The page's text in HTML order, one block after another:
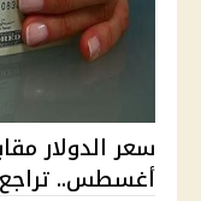
أغسطس.. تراجع في 10